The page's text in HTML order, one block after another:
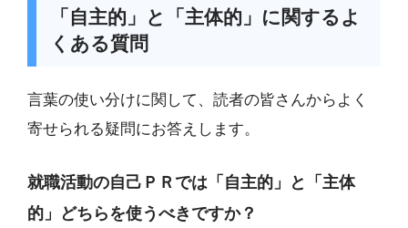
「自主的」と「主体的」に関するよ
くある質問
言葉の使い分けに関して、読者の皆さんからよく
寄せられる疑問にお答えします。
就職活動の自己ＰＲでは「自主的」と「主体
的」どちらを使うべきですか？